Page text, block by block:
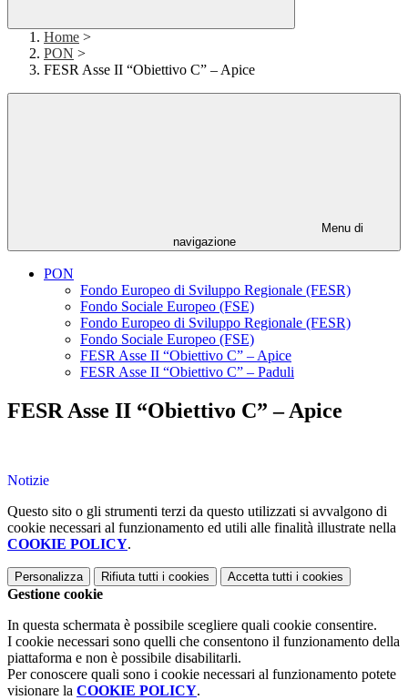
Home >
PON >
FESR Asse II “Obiettivo C” – Apice
Menu di
navigazione
PON
Fondo Europeo di Sviluppo Regionale (FESR)
Fondo Sociale Europeo (FSE)
Fondo Europeo di Sviluppo Regionale (FESR)
Fondo Sociale Europeo (FSE)
FESR Asse II “Obiettivo C” – Apice
FESR Asse II “Obiettivo C” – Paduli
FESR Asse II “Obiettivo C” – Apice
Notizie
Questo sito o gli strumenti terzi da questo utilizzati si avvalgono di
cookie necessari al funzionamento ed utili alle finalità illustrate nella
COOKIE POLICY.
Personalizza Rifiuta tutti i cookies Accetta tutti i cookies
Gestione cookie
In questa schermata è possibile scegliere quali cookie consentire.
I cookie necessari sono quelli che consentono il funzionamento della
piattaforma e non è possibile disabilitarli.
Per conoscere quali sono i cookie necessari al funzionamento potete
visionare la COOKIE POLICY.